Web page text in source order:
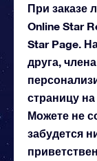
При заказе
Online Star
Star Page.
друга,
страницу
Можете не
забудется